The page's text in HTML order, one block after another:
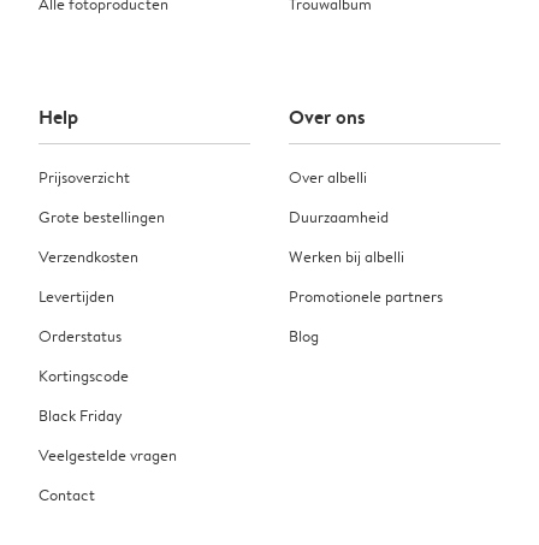
Help
Prijsoverzicht
Grote bestellingen
Verzendkosten
Levertijden
Orderstatus
Kortingscode
Black Friday
Veelgestelde vragen
Contact
Over ons
Over albelli
Duurzaamheid
Werken bij albelli
Promotionele partners
Blog